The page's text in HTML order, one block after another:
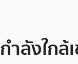
ลังใกล้